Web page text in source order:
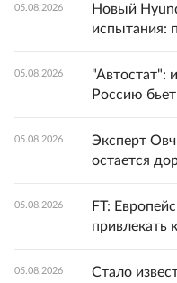
05.08.2026
Новый
испытания:
05.08.2026
"Автостат":
Россию
05.08.2026
Эксперт
остается
05.08.2026
FT:
привлекать
05.08.2026
Стало